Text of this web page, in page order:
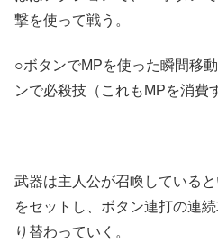
撃を使って戦う。
○ボタンでMPを使った瞬間移
ンで必殺技（これもMPを消費
武器は主人公が召喚している
をセットし、ボタン連打の連
り替わっていく。